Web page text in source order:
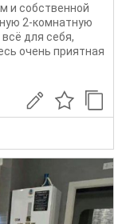
и собственной
2-комнатную
для себя,
очень приятная